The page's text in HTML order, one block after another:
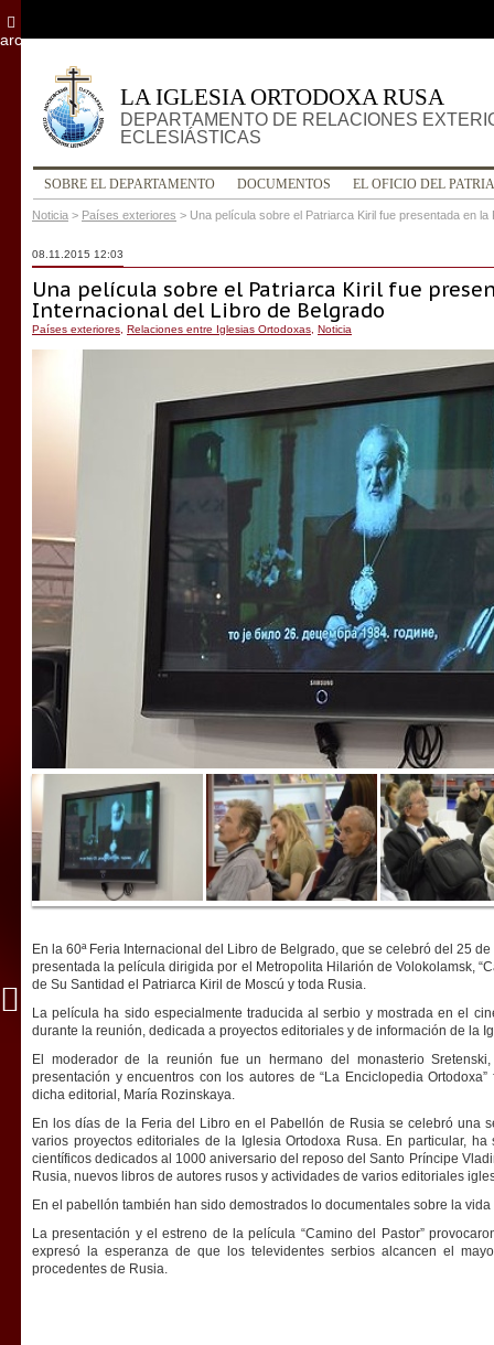
LA IGLESIA ORTODOXA RUSA
DEPARTAMENTO DE RELACIONES
ECLESIÁSTICAS
SOBRE EL DEPARTAMENTO DOCUMENTOS EL OFICIO DEL
Noticia > Países exteriores > Una película sobre el Patriarca Kiril fue presentada en
08.11.2015 12:03
Una película sobre el Patriarca Kiril fue
Internacional del Libro de Belgrado
Países exteriores Relaciones entre Iglesias Ortodoxas Noticia
En la 60ª Feria Internacional del Libro de Belgrado, que se celebró del 25
presentada la película dirigida por el Metropolita Hilarión de Volokolamsk,
de Su Santidad el Patriarca Kiril de Moscú y toda Rusia.
La película ha sido especialmente traducida al serbio y mostrada en el
durante la reunión, dedicada a proyectos editoriales y de información de la
El moderador de la reunión fue un hermano del monasterio
presentación y encuentros con los autores de “La Enciclopedia
dicha editorial, María Rozinskaya.
En los días de la Feria del Libro en el Pabellón de Rusia se celebró una
varios proyectos editoriales de la Iglesia Ortodoxa Rusa. En particular,
científicos dedicados al 1000 aniversario del reposo del Santo Príncipe
Rusia, nuevos libros de autores rusos y actividades de varios editoriales
En el pabellón también han sido demostrados lo documentales sobre la
La presentación y el estreno de la película “Camino del Pastor”
expresó la esperanza de que los televidentes serbios alcancen el
procedentes de Rusia.
archivo